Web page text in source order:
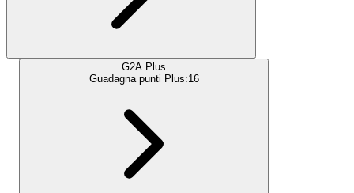
G2A Plus
Guadagna punti Plus:16